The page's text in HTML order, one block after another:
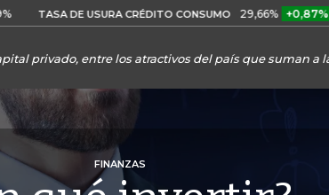
DE USURA CRÉDITO CONSUMO 29,66% +0,87% +3,02%
privado, entre los atractivos del país que suman a
FINANZAS